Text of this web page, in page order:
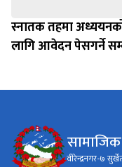
स्नातक तहमा अध्ययनको
लागि आवेदन पेसगर्ने
वीरेन्द्रनगर-७